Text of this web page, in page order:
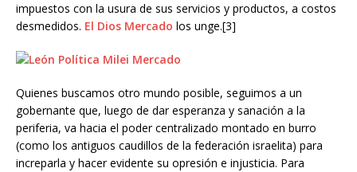
impuestos con la usura de sus servicios y productos, a costos
desmedidos. El Dios Mercado los unge.[3]
Quienes buscamos otro mundo posible, seguimos a un
gobernante que, luego de dar esperanza y sanación a la
periferia, va hacia el poder centralizado montado en burro
(como los antiguos caudillos de la federación israelita) para
increparla y hacer evidente su opresión e injusticia. Para